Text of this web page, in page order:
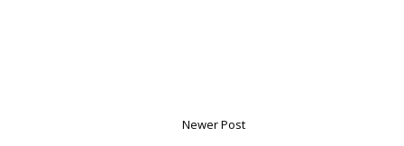
Newer Post